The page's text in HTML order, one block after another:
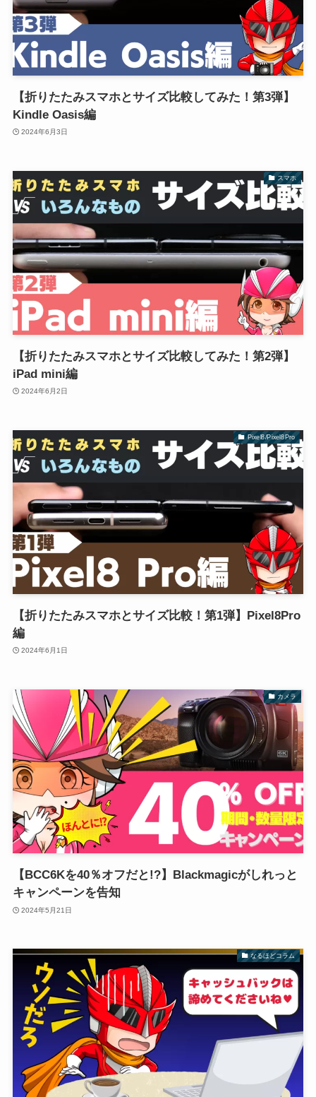
【折りたたみスマホとサイズ比較してみた！第3弾】
Kindle Oasis編
2024年6月3日
スマホ
【折りたたみスマホとサイズ比較してみた！第2弾】
iPad mini編
2024年6月2日
Pixel8/Pixel8Pro
【折りたたみスマホとサイズ比較！第1弾】Pixel8Pro
編
2024年6月1日
カメラ
【BCC6Kを40％オフだと!?】Blackmagicがしれっと
キャンペーンを告知
2024年5月21日
なるほどコラム